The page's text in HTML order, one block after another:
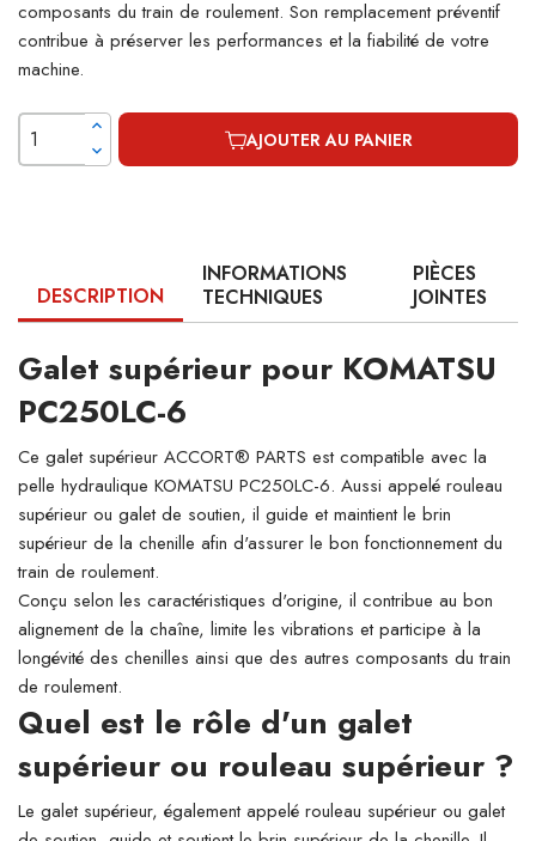
composants du train de roulement. Son remplacement préventif
contribue à préserver les performances et la fiabilité de votre
machine.
AJOUTER AU PANIER
DESCRIPTION
INFORMATIONS
TECHNIQUES
PIÈCES
JOINTES
Galet supérieur pour KOMATSU
PC250LC-6
Ce galet supérieur ACCORT® PARTS est compatible avec la
pelle hydraulique KOMATSU PC250LC-6. Aussi appelé rouleau
supérieur ou galet de soutien, il guide et maintient le brin
supérieur de la chenille afin d'assurer le bon fonctionnement du
train de roulement.
Conçu selon les caractéristiques d'origine, il contribue au bon
alignement de la chaîne, limite les vibrations et participe à la
longévité des chenilles ainsi que des autres composants du train
de roulement.
Quel est le rôle d'un galet
supérieur ou rouleau supérieur ?
Le galet supérieur, également appelé rouleau supérieur ou galet